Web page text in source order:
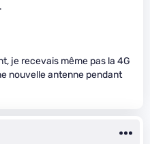
je recevais même pas la 4G
nouvelle antenne pendant